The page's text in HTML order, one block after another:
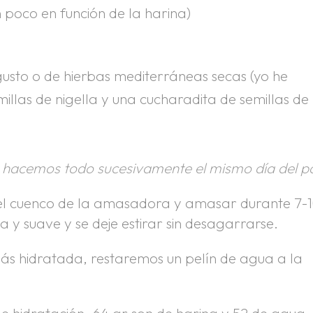
en función de la harina)
o de hierbas mediterráneas secas (yo he
de nigella y una cucharadita de semillas de
todo sucesivamente el mismo día del
cuenco de la amasadora y amasar durante 7-
y suave y se deje estirar sin desagarrarse.
hidratada, restaremos un pelín de agua a la